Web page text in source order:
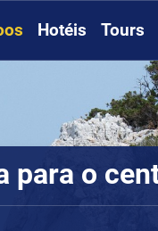
Hotéis Tours
para o